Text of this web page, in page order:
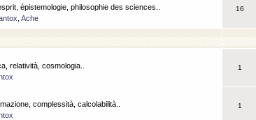
épistemologie, philosophie des sciences..
Ache
16
relatività, cosmologia..
1
complessità, calcolabilità..
1